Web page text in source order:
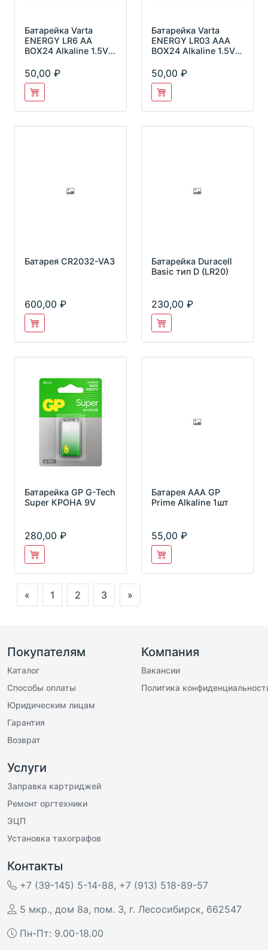
Батарейка Varta
ENERGY LR6 AA
BOX24 Alkaline 1.5V
50,00
Батарейка Varta
ENERGY LR03 AAA
BOX24 Alkaline 1.5V
50,00
Батарея CR2032-VA3
600,00
Батарейка Duracell
Basic тип D (LR20)
230,00
Батарейка GP G-Tech
Super КРОНА 9V
280,00
Батарея AAA GP
Prime Alkaline 1шт
55,00
« 1 2 3 »
Покупателям
Каталог
Способы оплаты
Юридическим лицам
Гарантия
Возврат
Компания
Вакансии
Политика
Услуги
Заправка картриджей
Ремонт оргтехники
ЭЦП
Установка тахографов
Контакты
+7 (39-145) 5-14-88, +7 (913) 518-89-57
5 мкр., дом 8а, пом. 3, г. Лесосибирск, 662547
Пн-Пт: 9.00-18.00